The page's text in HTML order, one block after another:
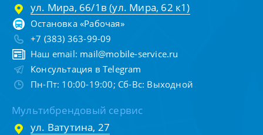
ул. Мира, 66/1в (ул. Мира, 62 к1)
Остановка «Рабочая»
+7 (383) 363-99-09
Наш email: mail@mobile-service.ru
Консультация в Telegram
Пн-Пт: 10:00-19:00; Сб-Вс: Выходной
Мультибрендовый сервис
ул. Ватутина, 27